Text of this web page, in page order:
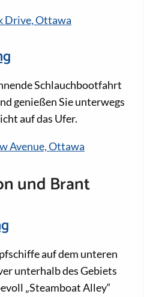
Drive, Ottawa
Schlauchbootfahrt
genießen Sie unterwegs
auf das Ufer.
Avenue, Ottawa
und Brant
auf dem unteren
unterhalb des Gebiets
„Steamboat Alley“